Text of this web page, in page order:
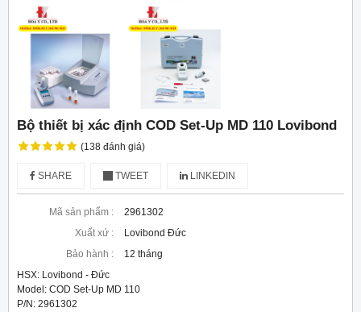
Bộ thiết bị xác định COD Set-Up MD 110 Lovibond
(138 đánh giá)
SHARE TWEET LINKEDIN
Mã sản phẩm :
2961302
Xuất xứ :
Lovibond Đức
Bảo hành :
12 tháng
HSX: Lovibond - Đức
Model: COD Set-Up MD 110
P/N: 2961302